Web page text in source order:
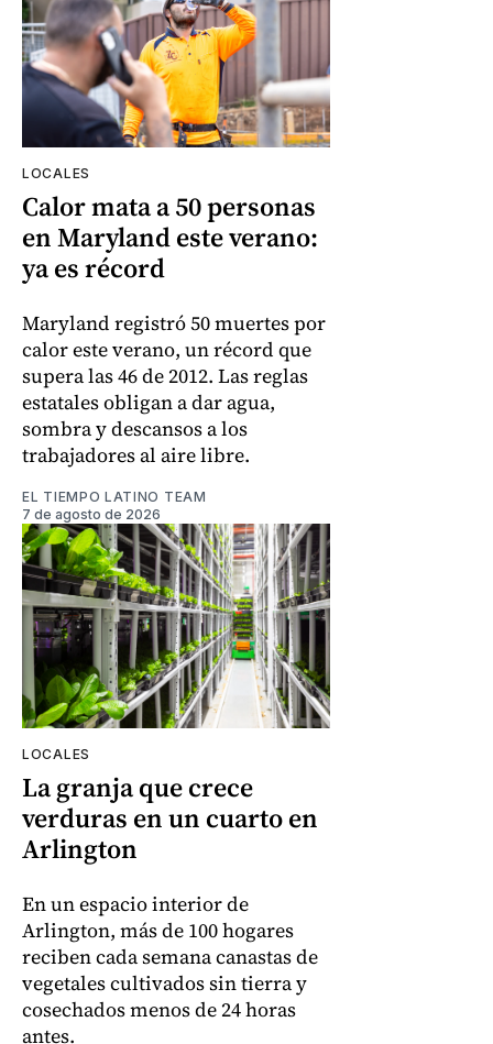
LOCALES
Calor mata a 50 personas
en Maryland este verano:
ya es récord
Maryland registró 50 muertes por
calor este verano, un récord que
supera las 46 de 2012. Las reglas
estatales obligan a dar agua,
sombra y descansos a los
trabajadores al aire libre.
EL TIEMPO LATINO TEAM
7 de agosto de 2026
LOCALES
La granja que crece
verduras en un cuarto en
Arlington
En un espacio interior de
Arlington, más de 100 hogares
reciben cada semana canastas de
vegetales cultivados sin tierra y
cosechados menos de 24 horas
antes.